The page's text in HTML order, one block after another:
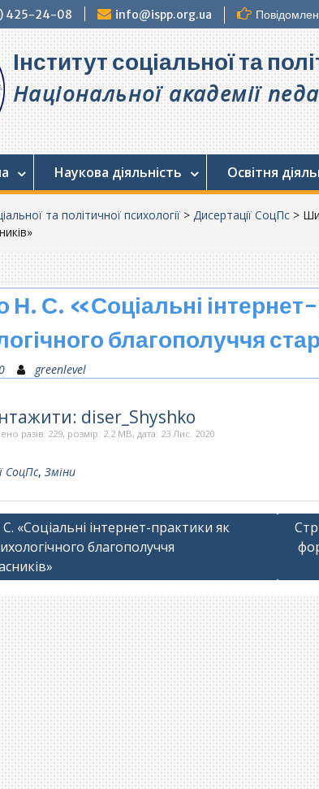
425-24-08 info@ispp.org.ua
Інститут соціальної та
Національної академії
Наукова діяльність Освітня
та політичної психології > Дисертації СоцПс >
С. «Соціальні інтернет-
благополуччя
greenlevel
diser_Shyshko
разів: 229, розмір: 2.2 MB, дата: 23 Лис. 2020
СоцПс, Зміни
«Соціальні інтернет-практики як
благополуччя